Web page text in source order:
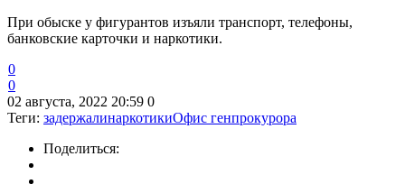
При обыске у фигурантов изъяли транспорт, телефоны,
банковские карточки и наркотики.
0
0
02 августа, 2022 20:59 0
Теги: задержалинаркотикиОфис генпрокурора
Поделиться: